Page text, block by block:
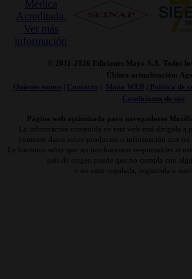
© 2011-2026 Ediciones Mayo S.A. Todos
Última actualización:
Quienes somos| Contacto Mapa WEB Politica de
Condiciones de uso
Página web optimizada para navegadores
La información contenida en esta web está dirigida a
contener datos sobre productos o información que no
Le hacemos saber que no nos hacemos responsables si
país de origen puede que no cumpla con
o no estar regulada, registrada o